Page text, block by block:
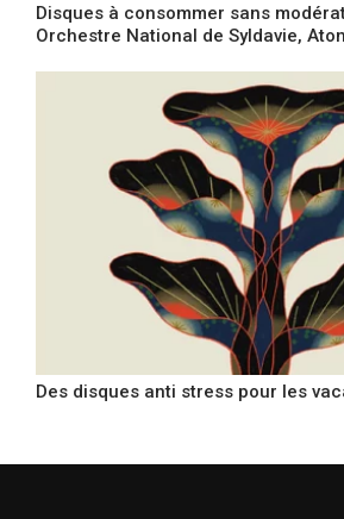
Disques à consommer sans
Orchestre National de Syldavie,
Des disques anti stress pour les